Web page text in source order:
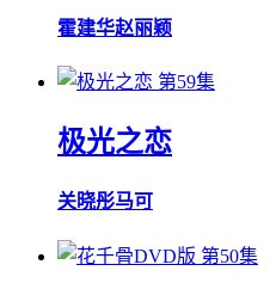
霍建华赵丽颖
第59集
极光之恋
关晓彤马可
第50集